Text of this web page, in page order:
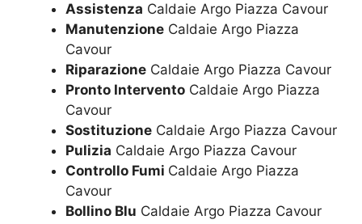
Assistenza Caldaie Argo Piazza Cavour
Manutenzione Caldaie Argo Piazza
Cavour
Riparazione Caldaie Argo Piazza Cavour
Pronto Intervento Caldaie Argo Piazza
Cavour
Sostituzione Caldaie Argo Piazza Cavour
Pulizia Caldaie Argo Piazza Cavour
Controllo Fumi Caldaie Argo Piazza
Cavour
Bollino Blu Caldaie Argo Piazza Cavour